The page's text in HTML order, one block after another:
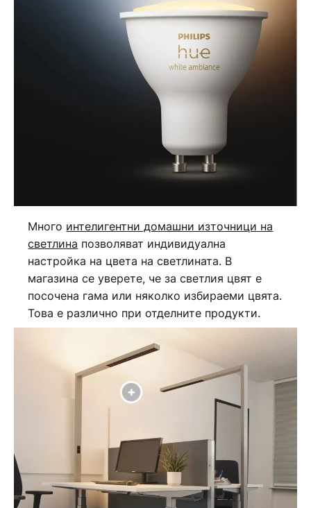
Много интелигентни домашни източници на
светлина позволяват индивидуална
настройка на цвета на светлината. В
магазина се уверете, че за светлия цвят е
посочена гама или няколко избираеми цвята.
Това е различно при отделните продукти.